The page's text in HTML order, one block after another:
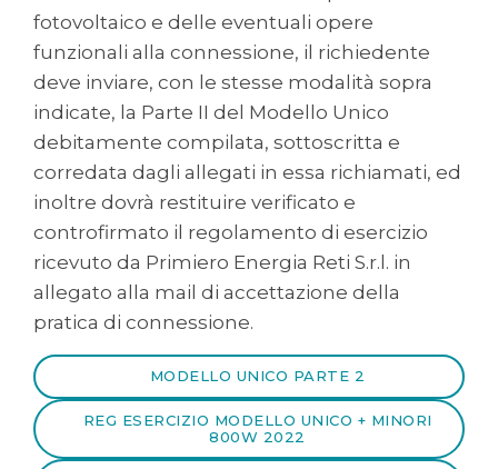
fotovoltaico e delle eventuali opere
funzionali alla connessione, il richiedente
deve inviare, con le stesse modalità sopra
indicate, la Parte II del Modello Unico
debitamente compilata, sottoscritta e
corredata dagli allegati in essa richiamati, ed
inoltre dovrà restituire verificato e
controfirmato il regolamento di esercizio
ricevuto da Primiero Energia Reti S.r.l. in
allegato alla mail di accettazione della
pratica di connessione.
MODELLO UNICO PARTE 2
REG ESERCIZIO MODELLO UNICO + MINORI
800W 2022